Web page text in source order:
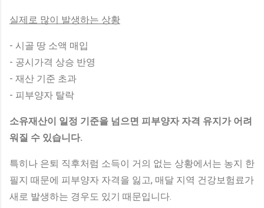
실제로 많이 발생하는 상황
- 시골 땅 소액 매입
- 공시가격 상승 반영
- 재산 기준 초과
- 피부양자 탈락
소유재산이 일정 기준을 넘으면 피부양자 자격 유지가 어려
워질 수 있습니다.
특히나 은퇴 직후처럼 소득이 거의 없는 상황에서는 농지 한
필지 때문에 피부양자 자격을 잃고, 매달 지역 건강보험료가
새로 발생하는 경우도 있기 때문입니다.